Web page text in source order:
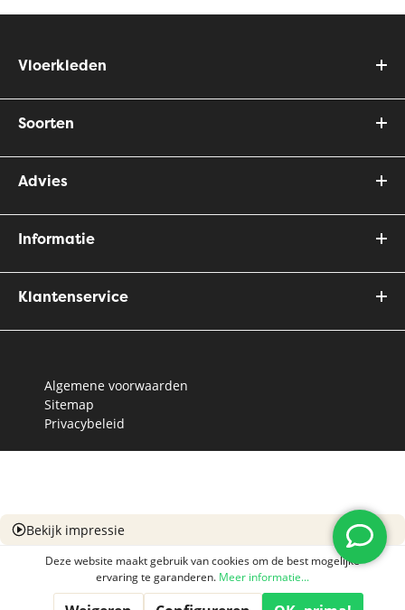
Vloerkleden
Soorten
Advies
Informatie
Klantenservice
Algemene voorwaarden
Sitemap
Privacybeleid
Bekijk impressie
Deze website maakt gebruik van cookies om de best mogelijke
ervaring te garanderen. Meer informatie...